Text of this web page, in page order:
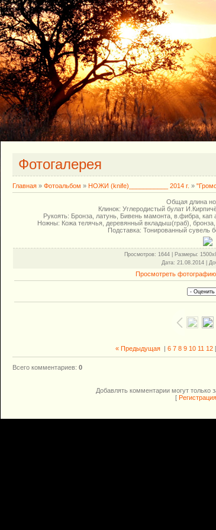
Фотогалерея
Главная » Фотоальбом » НОЖИ (knife)___________ 2014 г. »
Общая длина
Клинок: Углеродистый булат
Рукоять: Бронза, латунь, Бивень мамонта, в.фибра,
Ножны: Кожа телячья, деревянный вкладыш(граб), бронза,
Подставка: Тонированный сувель
Просмотров: 1644 | Размеры:
Дата: 21.08.2014 |
Просмотреть
« Предыдущая| 6 7 8 9 10 11 12[
Всего комментариев: 0
Добавлять комментарии могут только
[ Регистрация